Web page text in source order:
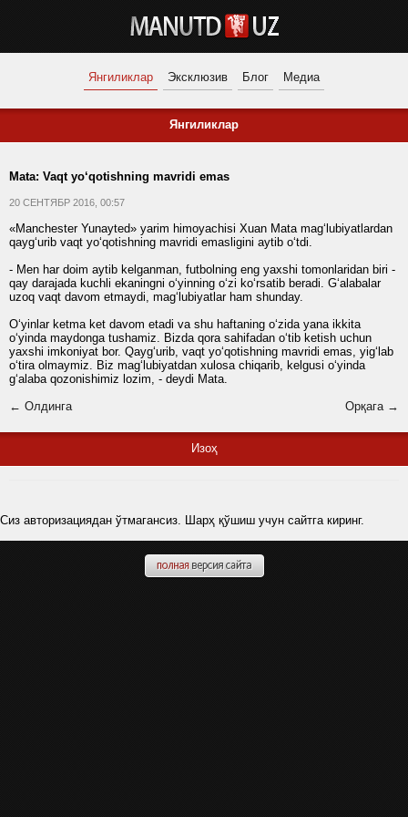
Янгиликлар Эксклюзив Блог Медиа
Янгиликлар
Mata: Vaqt yo‘qotishning mavridi emas
20 СЕНТЯБР 2016, 00:57
«Manchester Yunayted» yarim himoyachisi Xuan Mata mag‘lubiyatlardan
qayg‘urib vaqt yo‘qotishning mavridi emasligini aytib o‘tdi.
- Men har doim aytib kelganman, futbolning eng yaxshi tomonlaridan biri -
qay darajada kuchli ekaningni o‘yinning o‘zi ko‘rsatib beradi. G‘alabalar
uzoq vaqt davom etmaydi, mag‘lubiyatlar ham shunday.
O‘yinlar ketma ket davom etadi va shu haftaning o‘zida yana ikkita
o‘yinda maydonga tushamiz. Bizda qora sahifadan o‘tib ketish uchun
yaxshi imkoniyat bor. Qayg‘urib, vaqt yo‘qotishning mavridi emas, yig‘lab
o‘tira olmaymiz. Biz mag‘lubiyatdan xulosa chiqarib, kelgusi o‘yinda
g‘alaba qozonishimiz lozim, - deydi Mata.
← Олдинга
Орқага →
Изоҳ
Сиз авторизациядан ўтмагансиз. Шарҳ қўшиш учун сайтга киринг.